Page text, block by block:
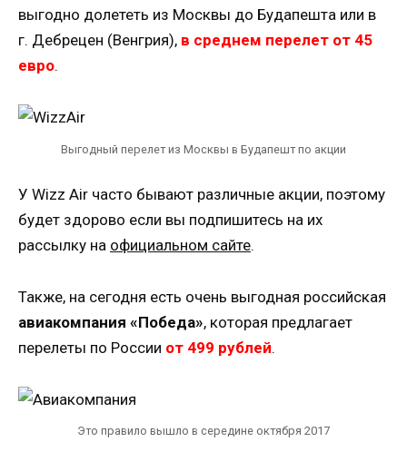
выгодно долететь из Москвы до Будапешта или в
г. Дебрецен (Венгрия), в среднем перелет от 45
евро.
Выгодный перелет из Москвы в Будапешт по акции
У Wizz Air часто бывают различные акции, поэтому
будет здорово если вы подпишитесь на их
рассылку на официальном сайте.
Также, на сегодня есть очень выгодная российская
авиакомпания «Победа», которая предлагает
перелеты по России от 499 рублей.
Это правило вышло в середине октября 2017